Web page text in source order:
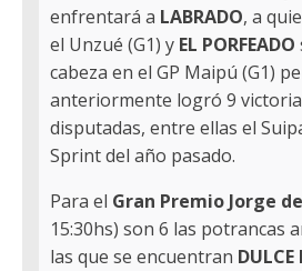
enfrentará a LABRADO, a
el Unzué (G1) y EL PORFEADO
cabeza en el GP Maipú (G1)
anteriormente logró 9
disputadas, entre ellas el
Sprint del año pasado.
Para el Gran Premio Jorge
15:30hs) son 6 las potrancas
las que se encuentran DULCE